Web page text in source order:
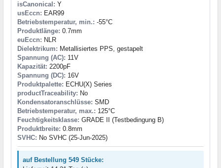
isCanonical: Y
usEccn: EAR99
Betriebstemperatur, min.: -55°C
Produktlänge: 0.7mm
euEccn: NLR
Dielektrikum: Metallisiertes PPS, gestapelt
Spannung (AC): 11V
Kapazität: 2200pF
Spannung (DC): 16V
Produktpalette: ECHU(X) Series
productTraceability: No
Kondensatoranschlüsse: SMD
Betriebstemperatur, max.: 125°C
Feuchtigkeitsklasse: GRADE II (Testbedingung B)
Produktbreite: 0.8mm
SVHC: No SVHC (25-Jun-2025)
auf Bestellung 549 Stücke: